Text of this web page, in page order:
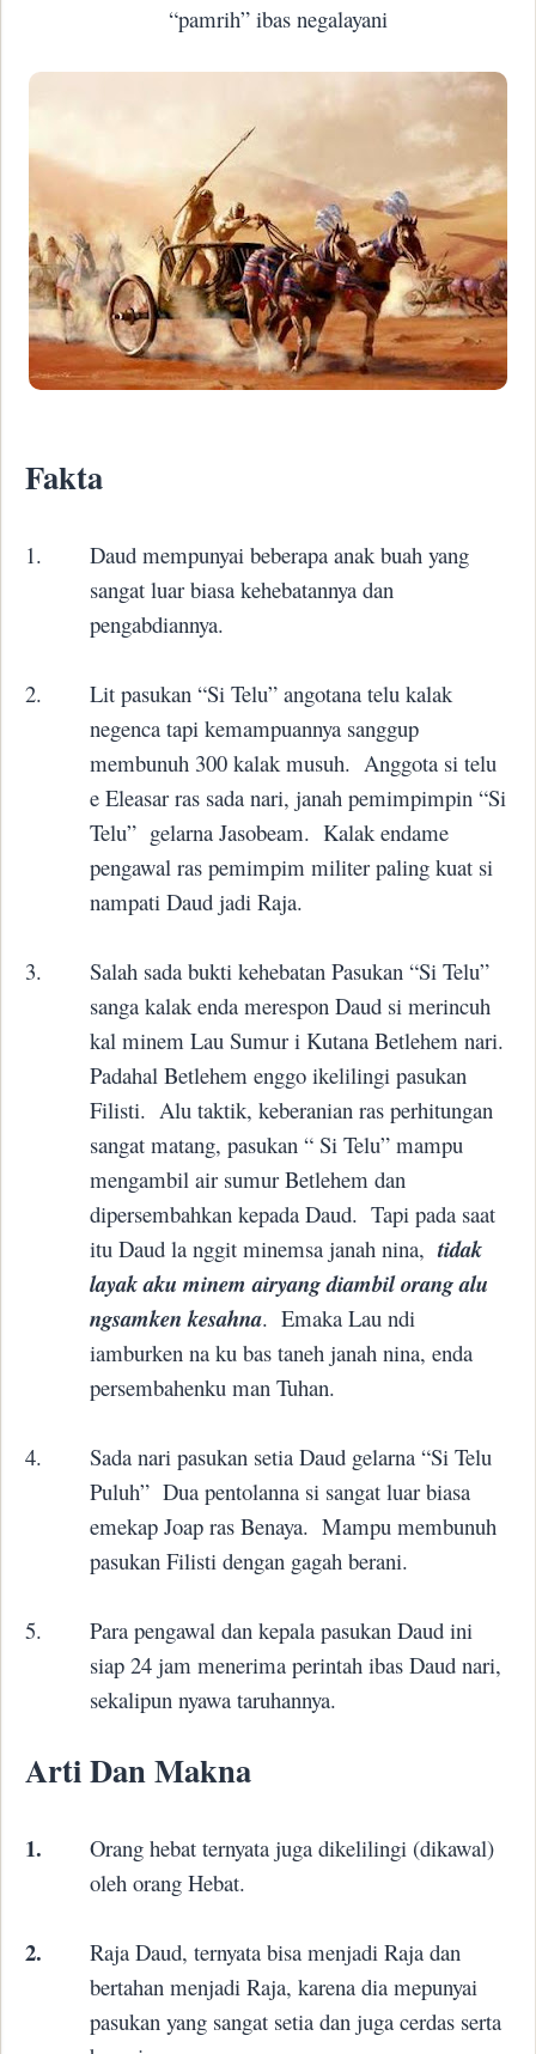
“pamrih” ibas negalayani
Fakta
1.
Daud mempunyai beberapa anak buah yang
sangat luar biasa kehebatannya dan
pengabdiannya.
2.
Lit pasukan “Si Telu” angotana telu kalak
negenca tapi kemampuannya sanggup
membunuh 300 kalak musuh. Anggota si telu
e Eleasar ras sada nari, janah pemimpimpin “Si
Telu” gelarna Jasobeam. Kalak endame
pengawal ras pemimpim militer paling kuat si
nampati Daud jadi Raja.
3.
Salah sada bukti kehebatan Pasukan “Si Telu”
sanga kalak enda merespon Daud si merincuh
kal minem Lau Sumur i Kutana Betlehem nari.
Padahal Betlehem enggo ikelilingi pasukan
Filisti. Alu taktik, keberanian ras perhitungan
sangat matang, pasukan “ Si Telu” mampu
mengambil air sumur Betlehem dan
dipersembahkan kepada Daud. Tapi pada saat
itu Daud la nggit minemsa janah nina, tidak
layak aku minem airyang diambil orang alu
ngsamken kesahna. Emaka Lau ndi
iamburken na ku bas taneh janah nina, enda
persembahenku man Tuhan.
4.
Sada nari pasukan setia Daud gelarna “Si Telu
Puluh” Dua pentolanna si sangat luar biasa
emekap Joap ras Benaya. Mampu membunuh
pasukan Filisti dengan gagah berani.
5.
Para pengawal dan kepala pasukan Daud ini
siap 24 jam menerima perintah ibas Daud nari,
sekalipun nyawa taruhannya.
Arti Dan Makna
1.
Orang hebat ternyata juga dikelilingi (dikawal)
oleh orang Hebat.
2.
Raja Daud, ternyata bisa menjadi Raja dan
bertahan menjadi Raja, karena dia mepunyai
pasukan yang sangat setia dan juga cerdas serta